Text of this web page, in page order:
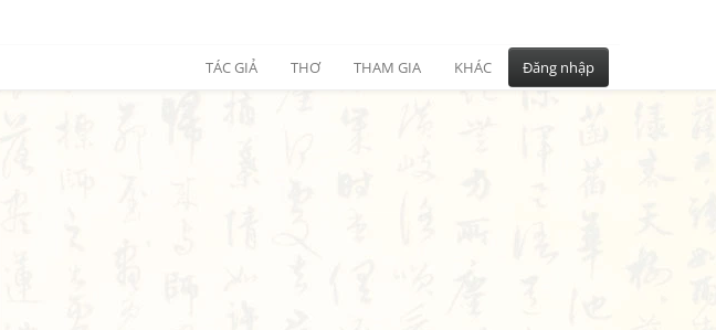
TÁC GIẢ THƠ THAM GIA KHÁC Đăng nhập